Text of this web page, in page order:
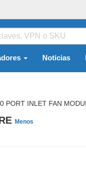
Noticias
PORT INLET FAN
Menos